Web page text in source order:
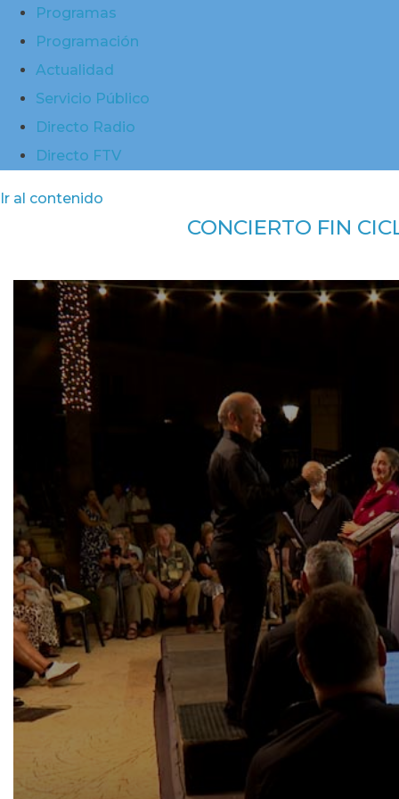
Programas
Programación
Actualidad
Servicio Público
Directo Radio
Directo FTV
Ir al contenido
CONCIERTO FIN